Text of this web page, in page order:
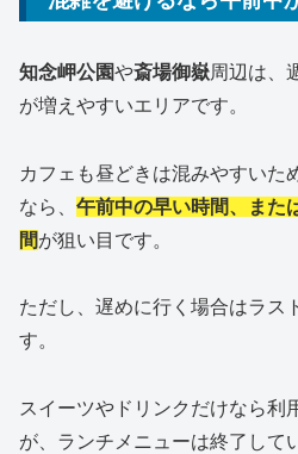
知念岬公園や斎場御嶽周辺は、
が増えやすいエリアです。
カフェも昼どきは混みやすいた
なら、 午前中の早い時間、また
間が狙い目です。
ただし、遅めに行く場合はラス
す。
スイーツやドリンクだけなら利
が、ランチメニューは終了して